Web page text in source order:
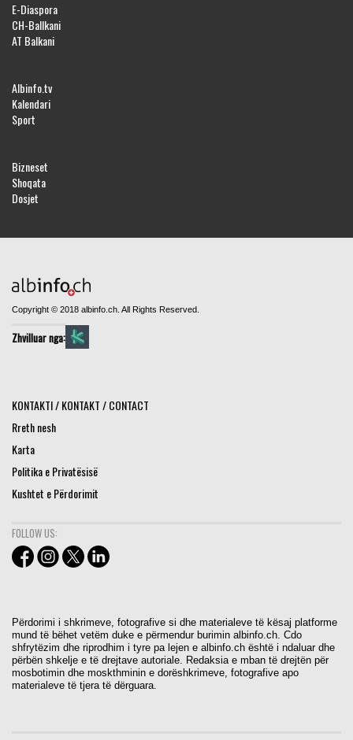
E-Diaspora
CH-Ballkani
AT Balkani
Albinfo.tv
Kalendari
Sport
Bizneset
Shoqata
Dosjet
Copyright © 2018 albinfo.ch. All Rights Reserved.
Zhvilluar nga:
KONTAKTI / KONTAKT / CONTACT
Rreth nesh
Karta
Politika e Privatësisë
Kushtet e Përdorimit
FOLLOW US:
Përdorimi i shkrimeve, fotografive si dhe materialeve të kësaj platforme
mund të bëhet vetëm duke e përmendur burimin albinfo.ch. Cdo
shfrytëzim dhe riprodhim i tyre pa lejen e albinfo.ch është i ndaluar dhe
përbën shkelje e të drejtave autoriale. Redaksia e mban të drejtën për
mosbotimin dhe moskthminin e dorëshkrimeve, fotografive apo
materialeve të tjera të dërguara.